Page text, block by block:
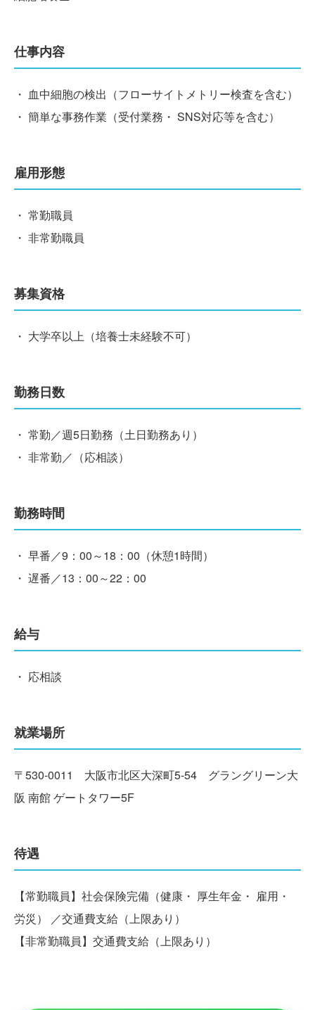
仕事内容
・ 血中細胞の検出（フローサイトメトリー検査を含む）
・ 簡単な事務作業（受付業務・ SNS対応等を含む）
雇用形態
・ 常勤職員
・ 非常勤職員
募集資格
・ 大学卒以上（培養士未経験不可）
勤務日数
・ 常勤／週5日勤務（土日勤務あり）
・ 非常勤／（応相談）
勤務時間
・ 早番／9：00～18：00（休憩1時間）
・ 遅番／13：00～22：00
給与
・ 応相談
就業場所
〒530-0011 大阪市北区大深町5-54 グラングリーン大
阪 南館 ゲートタワー5F
待遇
【常勤職員】社会保険完備（健康・ 厚生年金・ 雇用・
労災） ／交通費支給（上限あり）
【非常勤職員】交通費支給（上限あり）